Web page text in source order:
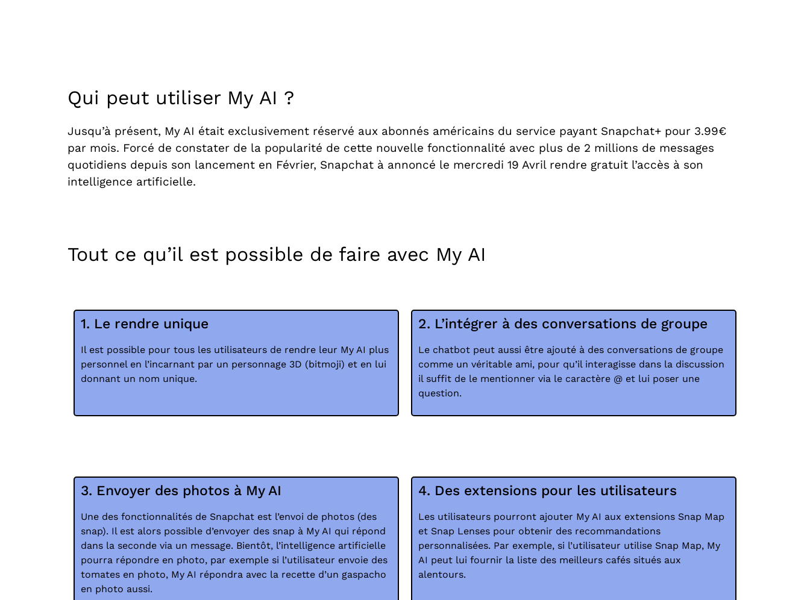
Qui peut utiliser My AI ?
Jusqu’à présent, My AI était exclusivement réservé aux abonnés américains du service payant Snapchat+ pour 3.99€
par mois. Forcé de constater de la popularité de cette nouvelle fonctionnalité avec plus de 2 millions de messages
quotidiens depuis son lancement en Février, Snapchat à annoncé le mercredi 19 Avril rendre gratuit l’accès à son
intelligence artificielle.
Tout ce qu’il est possible de faire avec My AI
1. Le rendre unique
Il est possible pour tous les utilisateurs de rendre leur My AI plus
personnel en l’incarnant par un personnage 3D (bitmoji) et en lui
donnant un nom unique.
2. L’intégrer à des conversations de groupe
Le chatbot peut aussi être ajouté à des conversations de groupe
comme un véritable ami, pour qu’il interagisse dans la discussion
il suffit de le mentionner via le caractère @ et lui poser une
question.
3. Envoyer des photos à My AI
Une des fonctionnalités de Snapchat est l’envoi de photos (des
snap). Il est alors possible d’envoyer des snap à My AI qui répond
dans la seconde via un message. Bientôt, l’intelligence artificielle
pourra répondre en photo, par exemple si l’utilisateur envoie des
tomates en photo, My AI répondra avec la recette d’un gaspacho
en photo aussi.
4. Des extensions pour les utilisateurs
Les utilisateurs pourront ajouter My AI aux extensions Snap Map
et Snap Lenses pour obtenir des recommandations
personnalisées. Par exemple, si l’utilisateur utilise Snap Map, My
AI peut lui fournir la liste des meilleurs cafés situés aux
alentours.